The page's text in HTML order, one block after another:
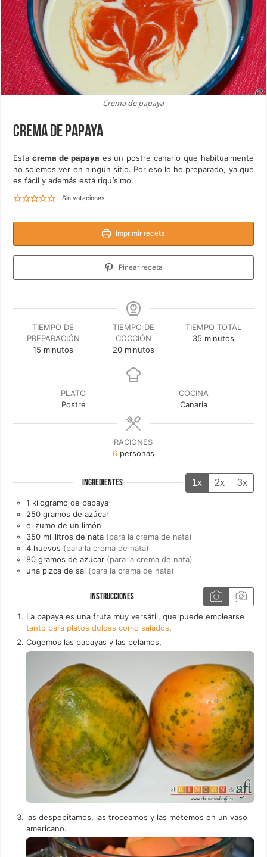
Crema de papaya
Crema de papaya
Estacrema de papaya es un postre canario que habitualmente
no solemos ver en ningún sitio. Por eso lo he preparado, ya que
es fácil y además está riquísimo.
Sin votaciones
Imprimir receta
Pinear receta
TIEMPO DE
PREPARACIÓN
15 minutos
minutos
TIEMPO DE
COCCIÓN
20minutos
minutos
TIEMPO TOTAL
35 minutos
minutos
PLATO
Postre
COCINA
Canaria
RACIONES
6 personas
INGREDIENTES 1x 2x 3x
1 kilogramo de papaya
250 gramos de azúcar
el zumo de un limón
350 mililitros de nata (para la crema de nata)
4 huevos (para la crema de nata)
80 gramos de azúcar (para la crema de nata)
una pizca de sal (para la crema de nata)
INSTRUCCIONES
La papaya es una fruta muy versátil, que puede emplearse
tanto para platos dulces como salados.
Cogemos las papayas y las pelamos,
las despepitamos, las troceamos y las metemos en un vaso
americano.